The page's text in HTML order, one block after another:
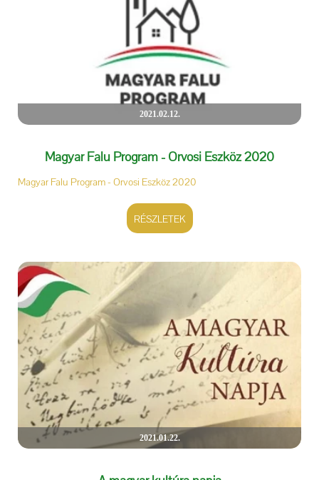
2021.02.12.
Magyar Falu Program - Orvosi Eszköz 2020
Magyar Falu Program - Orvosi Eszköz 2020
RÉSZLETEK
2021.01.22.